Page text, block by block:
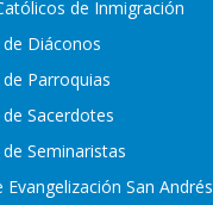
de Inmigración
Diáconos
Parroquias
Sacerdotes
Seminaristas
Evangelización San Andrés